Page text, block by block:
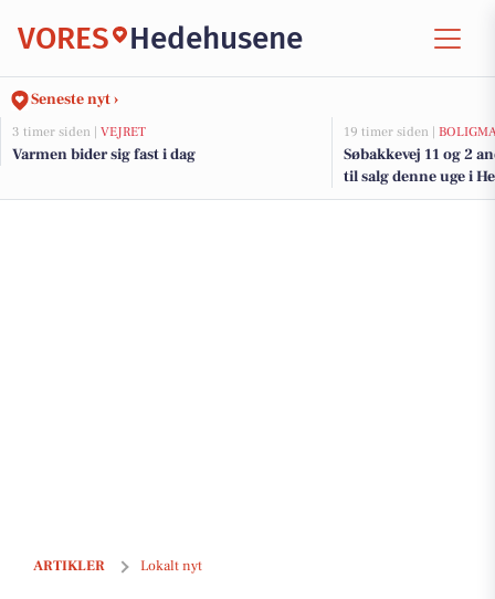
VORES Hedehusene
Seneste nyt ›
3 timer siden | VEJRET
Varmen bider sig fast i dag
19 timer siden |
Søbakkevej 11 og 2
til salg denne uge i
boligerne her.
ARTIKLER Lokalt nyt
Mørke hemmeligheder vækkes til live i villahave